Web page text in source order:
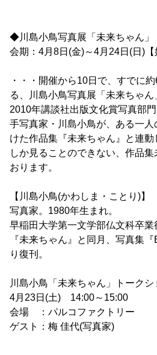
◆川島小鳥写真展「未来ちゃん」
会期：4月8日(金)～4月24日(日)【
・・・開催から10日で、すでに
る、川島小鳥写真展「未来ちゃん
2010年講談社出版文化賞写真部
手写真家・川島小鳥が、ある一
けた作品集『未来ちゃん』と連
しか見ることのできない、作品
おります。
【川島小鳥(かわしま・ことり)】
写真家。1980年生まれ。
早稲田大学第一文学部仏文科卒業
『未来ちゃん』と同月、写真集
り復刊。
川島小鳥「未来ちゃん」トークシ
4月23日(土) 14:00～15:00
会場 ：パルコファクトリー
ゲスト：梅 佳代(写真家)